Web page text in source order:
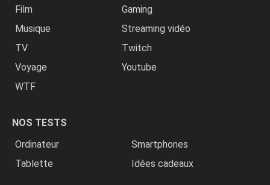
Film
Gaming
Musique
Streaming vidéo
TV
Twitch
Voyage
Youtube
WTF
NOS TESTS
Ordinateur
Smartphones
Tablette
Idées cadeaux